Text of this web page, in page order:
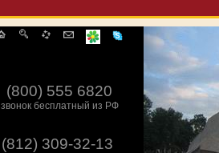
(800) 555 6820
звонок бесплатный из РФ
(812) 309-32-13